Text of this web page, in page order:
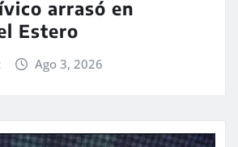
arrasó en
Estero
Ago 3, 2026